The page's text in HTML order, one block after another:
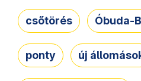
csőtörés Óbuda-
ponty új